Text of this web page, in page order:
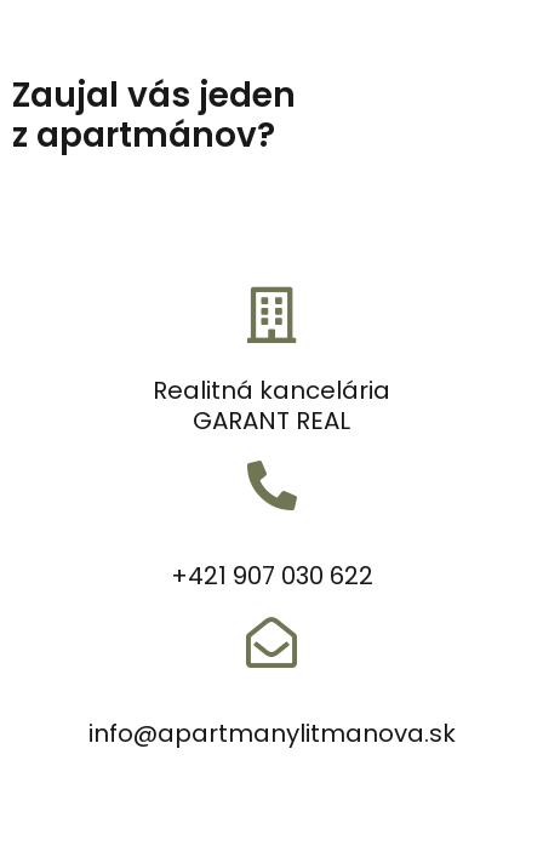
Zaujal vás jeden
z apartmánov?
Realitná kancelária
GARANT REAL
+421 907 030 622
info@apartmanylitmanova.sk